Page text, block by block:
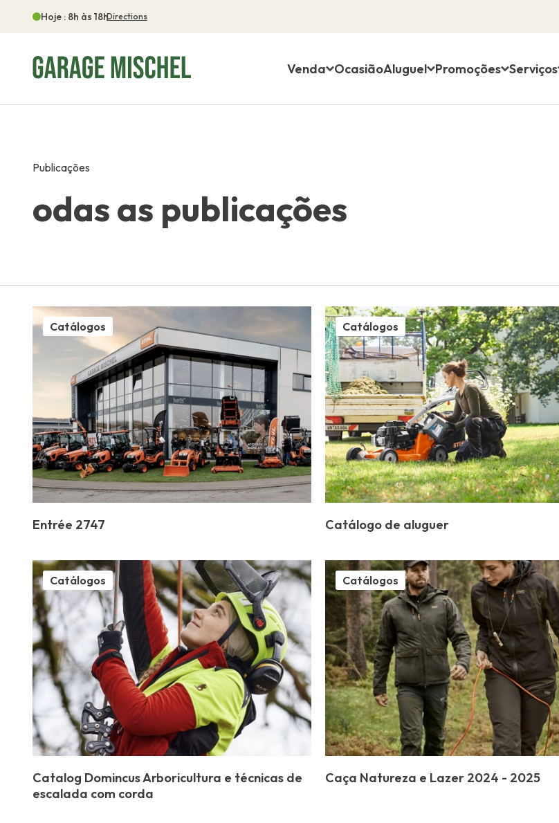
Hoje : 8h às 18hDirections
Venda OcasiãoAluguel Promoções Serviços
Ofertas de emprego
Sobre nós
Marcas
Contato
Reclamação de garantia
Licença de estabelecimento"
Política de Privacidade
Contato
Publicações
odas as publicações
Catálogos
Entrée 2747
Catálogos
Catálogo de aluguer
Catálogos
Catalog Domincus Arboricultura e técnicas de
escalada com corda
Catálogos
Caça Natureza e Lazer 2024 - 2025